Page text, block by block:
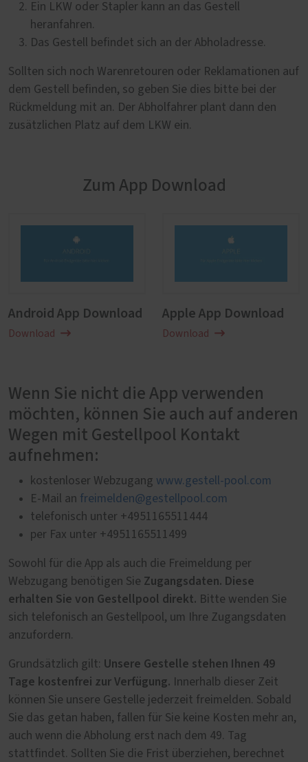
Ein LKW oder Stapler kann an das Gestell
heranfahren.
Das Gestell befindet sich an der Abholadresse.
Sollten sich noch Warenretouren oder Reklamationen auf
dem Gestell befinden, so geben Sie dies bitte bei der
Rückmeldung mit an. Der Abholfahrer plant dann den
zusätzlichen Platz auf dem LKW ein.
Zum App Download
Android App Download
Download
Apple App Download
Download
Wenn Sie nicht die App verwenden
möchten, können Sie auch auf anderen
Wegen mit Gestellpool Kontakt
aufnehmen:
kostenloser Webzugang www.gestell-pool.com
E-Mail an freimelden@gestellpool.com
telefonisch unter +4951165511444
per Fax unter +4951165511499
Sowohl für die App als auch die Freimeldung per
Webzugang benötigen Sie Zugangsdaten. Diese
erhalten Sie von Gestellpool direkt. Bitte wenden Sie
sich telefonisch an Gestellpool, um Ihre Zugangsdaten
anzufordern.
Grundsätzlich gilt: Unsere Gestelle stehen Ihnen 49
Tage kostenfrei zur Verfügung. Innerhalb dieser Zeit
können Sie unsere Gestelle jederzeit freimelden. Sobald
Sie das getan haben, fallen für Sie keine Kosten mehr an,
auch wenn die Abholung erst nach dem 49. Tag
stattfindet. Sollten Sie die Frist überziehen, berechnet